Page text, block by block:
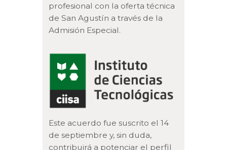
profesional con la oferta técnica
de San Agustín a través de la
Admisión Especial.
Este acuerdo fue suscrito el 14
de septiembre y, sin duda,
contribuirá a potenciar el perfil